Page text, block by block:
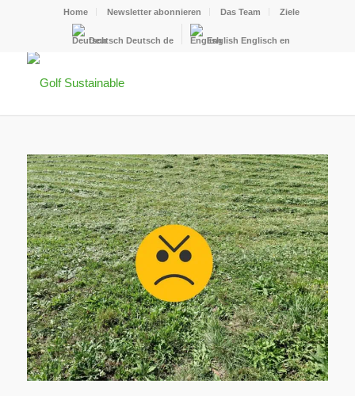
Home Newsletter abonnieren Das Team Ziele
Deutsch Deutsch de English Englisch en